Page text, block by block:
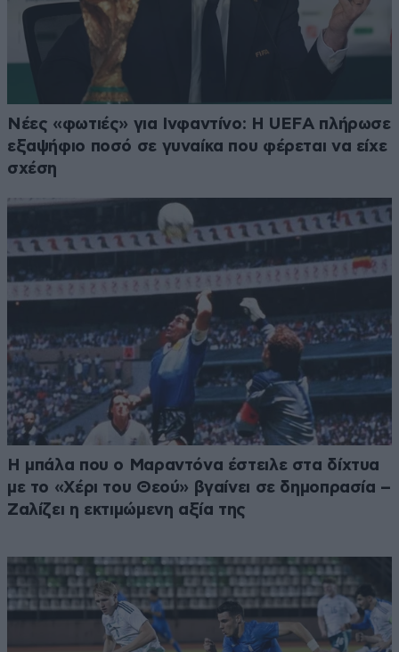
Νέες «φωτιές» για Ινφαντίνο: Η UEFA πλήρωσε
εξαψήφιο ποσό σε γυναίκα που φέρεται να είχε
σχέση
Η μπάλα που ο Μαραντόνα έστειλε στα δίχτυα
με το «Χέρι του Θεού» βγαίνει σε δημοπρασία –
Ζαλίζει η εκτιμώμενη αξία της